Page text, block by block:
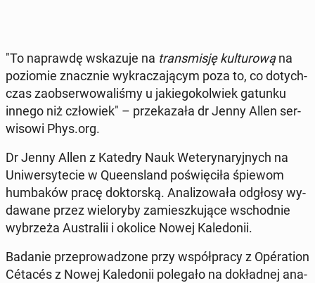
"To na­praw­dę wska­zu­je na trans­mi­sję kul­tu­ro­wąna
po­zio­mie znacz­nie wy­kra­cza­ją­cym poza to, co do­tych­
czas za­ob­ser­wo­wa­li­śmy u ja­kie­go­kol­wiek gatunku
innego niż czło­wiek" – prze­ka­za­ła dr Jenny Allen ser­
wi­so­wi Phys.org.
Dr Jenny Allen z Katedry Nauk We­te­ry­na­ryj­nych na
Uni­wer­sy­te­cie w Qu­een­sland po­świę­ci­ła śpiewom
hum­ba­ków pracę dok­tor­ską. Ana­li­zo­wa­ła odgłosy wy­
da­wa­ne przez wie­lo­ry­by za­miesz­ku­ją­ce wschod­nie
wy­brze­ża Au­stra­lii i okolice Nowej Ka­le­do­nii.
Badanie prze­pro­wa­dzo­ne przy współ­pra­cy z Opéra­tion
Cétacés z Nowej Ka­le­do­nii po­le­ga­ło na do­kład­nej ana­